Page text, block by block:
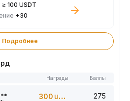
100 USDT
+30
Подробнее
Награды Баллы
300 USDT 275